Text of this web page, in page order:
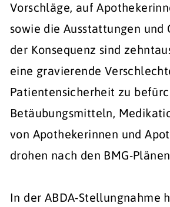
Vorschläge, auf
sowie die Ausstattungen
der Konsequenz sind
eine gravierende
Patientensicherheit zu
Betäubungsmitteln,
von Apothekerinnen und
drohen nach den BMG-
In der ABDA-Stellungnahme